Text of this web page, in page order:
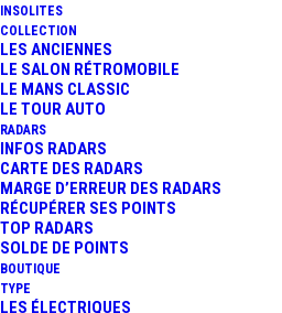
INSOLITES
COLLECTION
LES ANCIENNES
LE SALON RÉTROMOBILE
LE MANS CLASSIC
LE TOUR AUTO
RADARS
INFOS RADARS
CARTE DES RADARS
MARGE D’ERREUR DES RADARS
RÉCUPÉRER SES POINTS
TOP RADARS
SOLDE DE POINTS
BOUTIQUE
TYPE
LES ÉLECTRIQUES